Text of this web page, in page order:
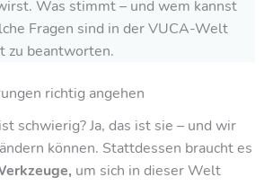
Was stimmt – und wem kannst
Fragen sind in der VUCA-Welt
zu beantworten.
richtig angehen
schwierig? Ja, das ist sie – und wir
können. Stattdessen braucht es
um sich in dieser Welt